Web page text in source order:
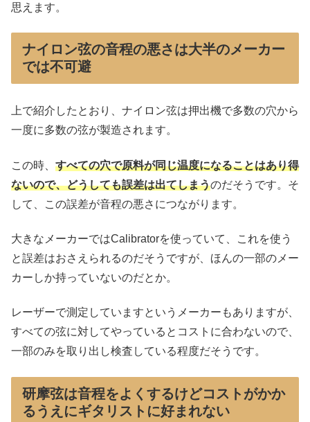
思えます。
ナイロン弦の音程の悪さは大半のメーカー
では不可避
上で紹介したとおり、ナイロン弦は押出機で多数の穴から
一度に多数の弦が製造されます。
この時、 すべての穴で原料が同じ温度になることはあり得
ないので、どうしても誤差は出てしまうのだそうです。そ
して、この誤差が音程の悪さにつながります。
大きなメーカーではCalibratorを使っていて、これを使う
と誤差はおさえられるのだそうですが、ほんの一部のメー
カーしか持っていないのだとか。
レーザーで測定していますというメーカーもありますが、
すべての弦に対してやっているとコストに合わないので、
一部のみを取り出し検査している程度だそうです。
研摩弦は音程をよくするけどコストがかか
るうえにギタリストに好まれない